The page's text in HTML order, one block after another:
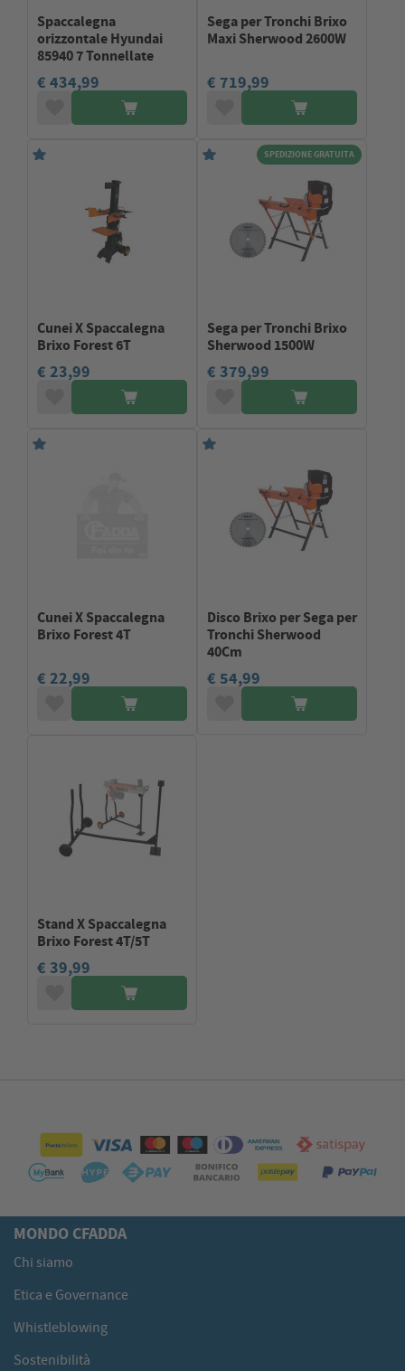
Spaccalegna
orizzontale Hyundai
85940 7 Tonnellate
€ 434,99
Sega per Tronchi Brixo
Maxi Sherwood 2600W
€ 719,99
Cunei X Spaccalegna
Brixo Forest 6T
€ 23,99
SPEDIZIONE GRATUITA
Sega per Tronchi Brixo
Sherwood 1500W
€ 379,99
Cunei X Spaccalegna
Brixo Forest 4T
€ 22,99
Disco Brixo per Sega per
Tronchi Sherwood
40Cm
€ 54,99
Stand X Spaccalegna
Brixo Forest 4T/5T
€ 39,99
MONDO CFADDA
Chi siamo
Etica e Governance
Whistleblowing
Sostenibilità